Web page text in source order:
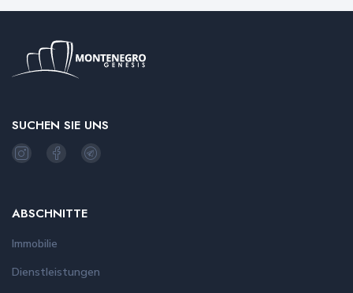
SUCHEN SIE UNS
ABSCHNITTE
Immobilie
Dienstleistungen